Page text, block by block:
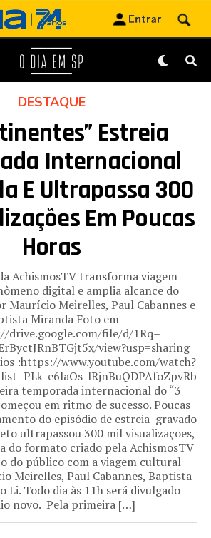
DESTAQUE
Estreia
Internacional
E Ultrapassa 300
Em Poucas
Horas
AchismosTV transforma viagem
digital e amplia alcance do
Maurício Meirelles, Paul Cabannes e
Miranda Foto em
drive.google.com/file/d/1Rq–
view?usp=sharing
:https://www.youtube.com/watch?
temporada internacional do “3
em ritmo de sucesso. Poucas
do episódio de estreia gravado
ultrapassou 300 mil visualizações,
do formato criado pela AchismosTV
do público com a viagem cultural
Meirelles, Paul Cabannes, Baptista
Li. Todo dia às 11h será divulgado
novo. Pela primeira […]